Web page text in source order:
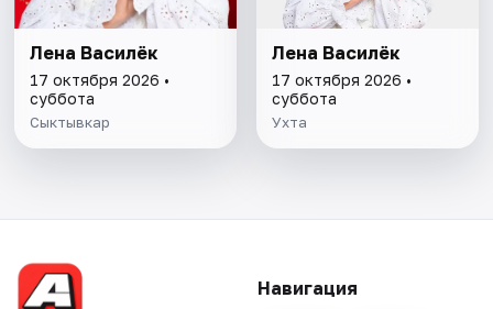
Лена Василёк
17 октября 2026 •
суббота
Сыктывкар
Лена Василёк
17 октября 2026 •
суббота
Ухта
Навигация